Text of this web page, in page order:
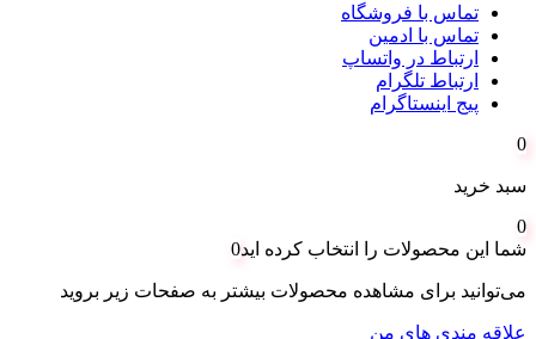
تماس با فروشگاه
تماس با ادمین
ارتباط در واتساپ
ارتباط تلگرام
پیج اینستاگرام
0
سبد خرید
0
شما این محصولات را انتخاب کرده اید0
می‌توانید برای مشاهده محصولات بیشتر به صفحات زیر بروید
علاقه مندی های من